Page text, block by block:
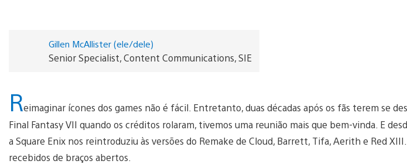
Gillen McAllister (ele/dele)
Senior Specialist, Content Communications, SIE
Reimaginar ícones dos games não é fácil. Entretanto, duas décadas após os fãs terem se
Final Fantasy VII quando os créditos rolaram, tivemos uma reunião mais que bem-vinda. E
a Square Enix nos reintroduziu às versões do Remake de Cloud, Barrett, Tifa, Aerith e Red
recebidos de braços abertos.